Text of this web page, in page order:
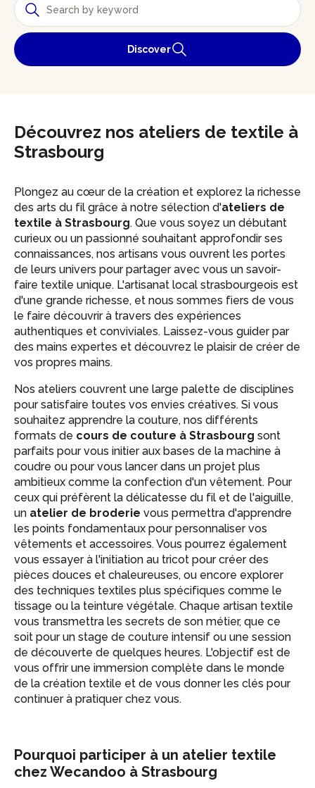
Discover
Découvrez nos ateliers de textile à
Strasbourg
Plongez au cœur de la création et explorez la richesse
des arts du fil grâce à notre sélection d'ateliers de
textile à Strasbourg. Que vous soyez un débutant
curieux ou un passionné souhaitant approfondir ses
connaissances, nos artisans vous ouvrent les portes
de leurs univers pour partager avec vous un savoir-
faire textile unique. L'artisanat local strasbourgeois est
d'une grande richesse, et nous sommes fiers de vous
le faire découvrir à travers des expériences
authentiques et conviviales. Laissez-vous guider par
des mains expertes et découvrez le plaisir de créer de
vos propres mains.
Nos ateliers couvrent une large palette de disciplines
pour satisfaire toutes vos envies créatives. Si vous
souhaitez apprendre la couture, nos différents
formats de cours de couture à Strasbourg sont
parfaits pour vous initier aux bases de la machine à
coudre ou pour vous lancer dans un projet plus
ambitieux comme la confection d'un vêtement. Pour
ceux qui préfèrent la délicatesse du fil et de l'aiguille,
un atelier de broderie vous permettra d'apprendre
les points fondamentaux pour personnaliser vos
vêtements et accessoires. Vous pourrez également
vous essayer à l'initiation au tricot pour créer des
pièces douces et chaleureuses, ou encore explorer
des techniques textiles plus spécifiques comme le
tissage ou la teinture végétale. Chaque artisan textile
vous transmettra les secrets de son métier, que ce
soit pour un stage de couture intensif ou une session
de découverte de quelques heures. L'objectif est de
vous offrir une immersion complète dans le monde
de la création textile et de vous donner les clés pour
continuer à pratiquer chez vous.
Pourquoi participer à un atelier textile
chez Wecandoo à Strasbourg